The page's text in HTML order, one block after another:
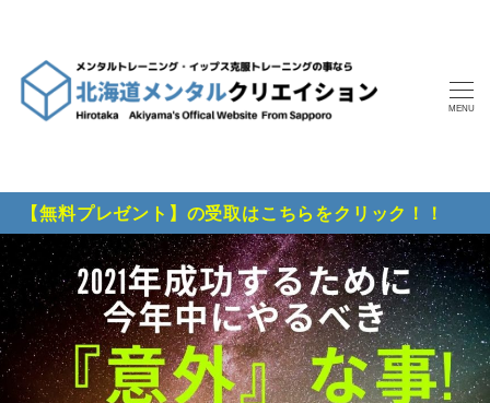
MENU
【無料プレゼント】の受取はこちらをクリック！！